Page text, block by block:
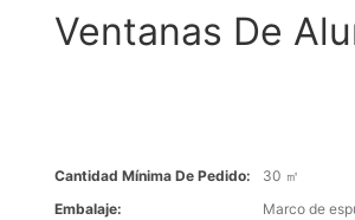
Ventanas De
Cantidad Mínima De Pedido:
30 ㎡
Embalaje:
Marco de